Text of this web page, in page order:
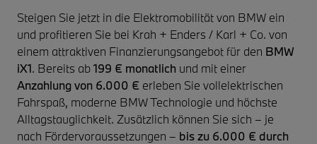
Steigen Sie jetzt in die Elektromobilität von BMW ein
und profitieren Sie bei Krah + Enders / Karl + Co. von
einem attraktiven Finanzierungsangebot für den BMW
iX1. Bereits ab199 € monatlich und mit einer
Anzahlung von 6.000 € erleben Sie vollelektrischen
Fahrspaß, moderne BMW Technologie und höchste
Alltagstauglichkeit. Zusätzlich können Sie sich – je
nach Fördervoraussetzungen – bis zu 6.000 € durch